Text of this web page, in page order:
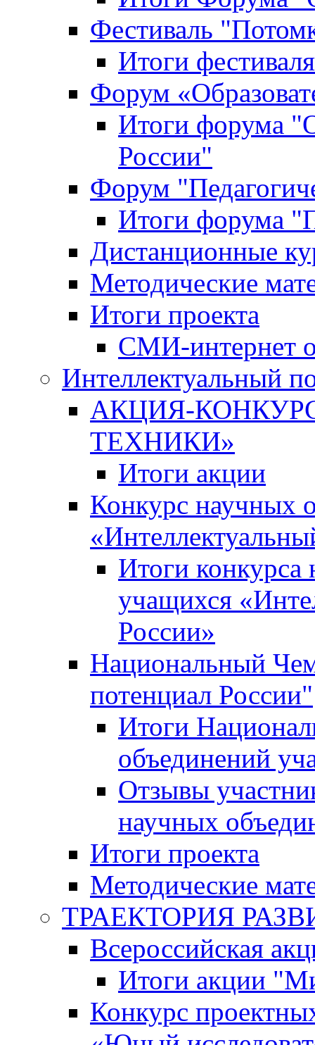
Фестиваль
Итоги
Форум
Итоги форума
России"
Форум
Итоги форума
Дистанционные
Методические
Итоги проекта
СМИ-интернет
Интеллектуальный
АКЦИЯ-
ТЕХНИКИ»
Итоги акции
Конкурс научных
Итоги
учащихся
России»
Национальный
потенциал России"
Итоги
объединений
Отзывы
научных
Итоги проекта
Методические
ТРАЕКТОРИЯ
Всероссийская
Итоги акции
Конкурс